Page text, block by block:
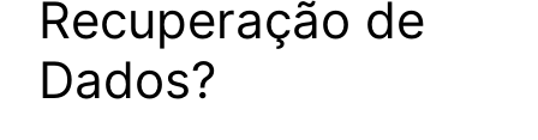
Recuperação de
Dados?